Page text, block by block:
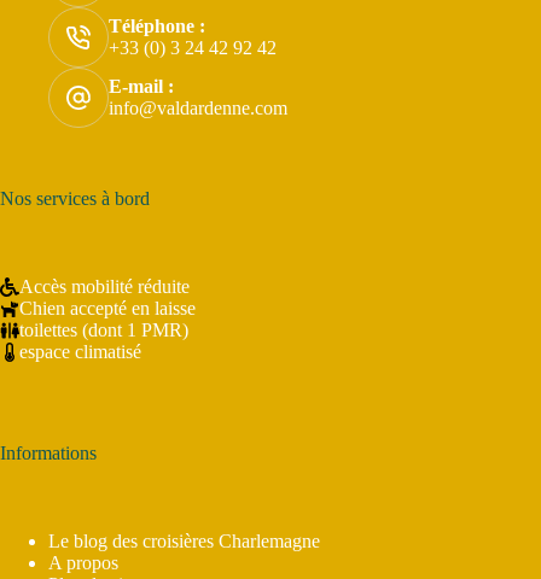
Téléphone :
+33 (0) 3 24 42 92 42
E-mail :
info@valdardenne.com
Nos services à bord
Accès mobilité réduite
Chien accepté en laisse
toilettes (dont 1 PMR)
espace climatisé
Informations
Le blog des croisières Charlemagne
A propos